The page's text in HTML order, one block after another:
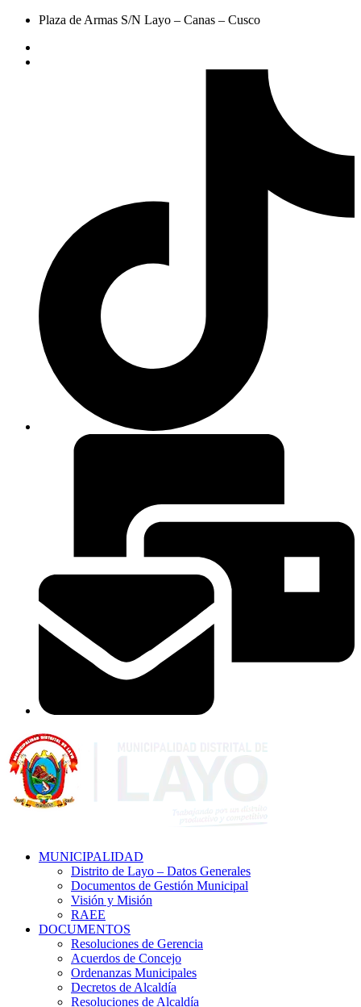
Plaza de Armas S/N Layo – Canas – Cusco
MUNICIPALIDAD
Distrito de Layo – Datos Generales
Documentos de Gestión Municipal
Visión y Misión
RAEE
DOCUMENTOS
Resoluciones de Gerencia
Acuerdos de Concejo
Ordenanzas Municipales
Decretos de Alcaldía
Resoluciones de Alcaldía